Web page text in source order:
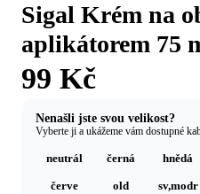
Sigal Krém na
aplikátorem 75
99 Kč
Nenašli jste svou velikost?
Vyberte ji a ukážeme vám dostupné
neutrál černá hnědá
červe old sv,modr